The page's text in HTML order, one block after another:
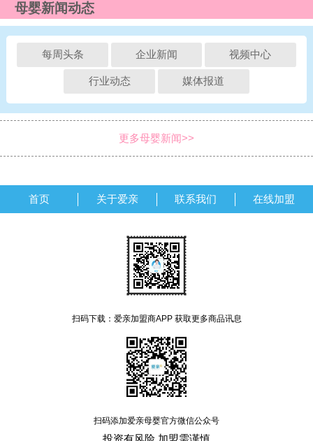
母婴新闻动态
每周头条 企业新闻 视频中心
行业动态 媒体报道
更多母婴新闻>>
首页 关于爱亲 联系我们 在线加盟
扫码下载：爱亲加盟商APP 获取更多商品讯息
扫码添加爱亲母婴官方微信公众号
投资有风险,加盟需谨慎